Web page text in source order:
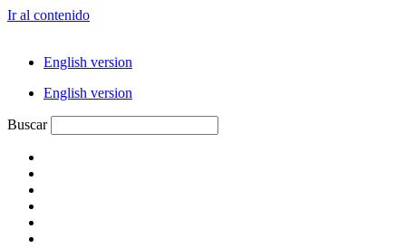
Ir al contenido
English version
English version
Buscar